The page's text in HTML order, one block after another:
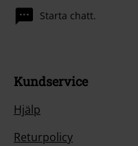
Starta chatt.
Kundservice
Hjälp
Returpolicy